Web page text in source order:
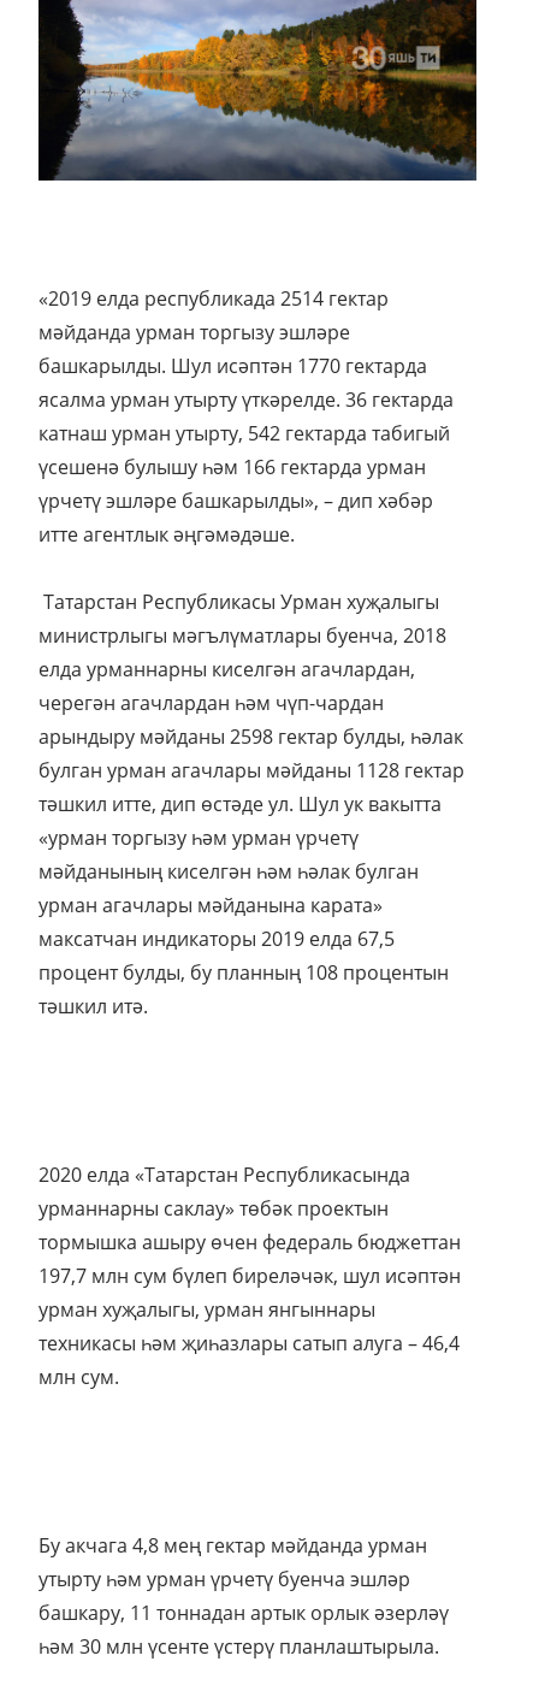
«2019 елда республикада 2514 гектар
мәйданда урман торгызу эшләре
башкарылды. Шул исәптән 1770 гектарда
ясалма урман утырту үткәрелде. 36 гектарда
катнаш урман утырту, 542 гектарда табигый
үсешенә булышу һәм 166 гектарда урман
үрчетү эшләре башкарылды», – дип хәбәр
итте агентлык әңгәмәдәше.
Татарстан Республикасы Урман хуҗалыгы
министрлыгы мәгълүматлары буенча, 2018
елда урманнарны киселгән агачлардан,
черегән агачлардан һәм чүп-чардан
арындыру мәйданы 2598 гектар булды, һәлак
булган урман агачлары мәйданы 1128 гектар
тәшкил итте, дип өстәде ул. Шул ук вакытта
«урман торгызу һәм урман үрчетү
мәйданының киселгән һәм һәлак булган
урман агачлары мәйданына карата»
максатчан индикаторы 2019 елда 67,5
процент булды, бу планның 108 процентын
тәшкил итә.
2020 елда «Татарстан Республикасында
урманнарны саклау» төбәк проектын
тормышка ашыру өчен федераль бюджеттан
197,7 млн сум бүлеп биреләчәк, шул исәптән
урман хуҗалыгы, урман янгыннары
техникасы һәм җиһазлары сатып алуга – 46,4
млн сум.
Бу акчага 4,8 мең гектар мәйданда урман
утырту һәм урман үрчетү буенча эшләр
башкару, 11 тоннадан артык орлык әзерләү
һәм 30 млн үсенте үстерү планлаштырыла.